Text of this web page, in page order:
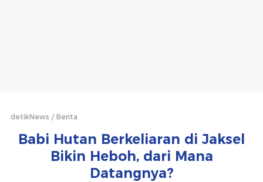
detikNews Berita
Babi Hutan Berkeliaran di Jaksel
Bikin Heboh, dari Mana
Datangnya?